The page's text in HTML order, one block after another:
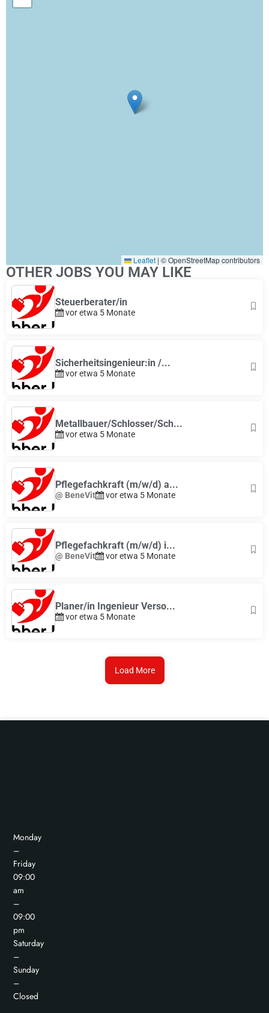
Leaflet | © OpenStreetMap contributors
OTHER JOBS YOU MAY LIKE
Steuerberater/in
vor etwa 5 Monate
Sicherheitsingenieur:in /...
vor etwa 5 Monate
Metallbauer/Schlosser/Sch...
vor etwa 5 Monate
Pflegefachkraft (m/w/d) a...
@ BeneVit vor etwa 5 Monate
Pflegefachkraft (m/w/d) i...
@ BeneVit vor etwa 5 Monate
Planer/in Ingenieur Verso...
vor etwa 5 Monate
Load More
Monday
–
Friday
09:00
am
–
09:00
pm
Saturday
–
Sunday
–
Closed